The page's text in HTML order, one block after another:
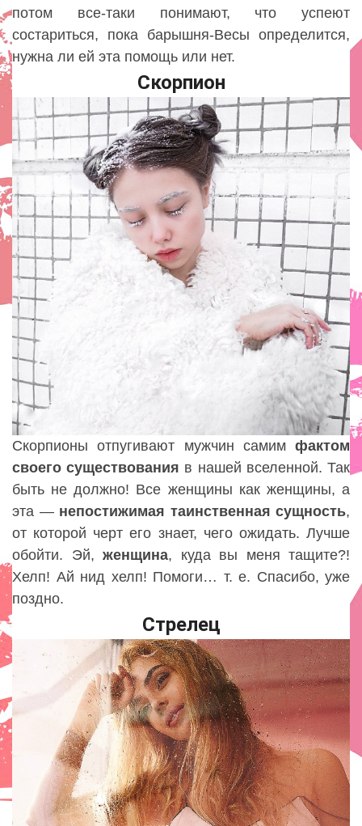
потом все-таки понимают, что успеют
состариться, пока барышня-Весы определится,
нужна ли ей эта помощь или нет.
Скорпион
Скорпионы отпугивают мужчин самим фактом
своего существования в нашей вселенной. Так
быть не должно! Все женщины как женщины, а
эта — непостижимая таинственная сущность,
от которой черт его знает, чего ожидать. Лучше
обойти. Эй, женщина, куда вы меня тащите?!
Хелп! Ай нид хелп! Помоги… т. е. Спасибо, уже
поздно.
Стрелец